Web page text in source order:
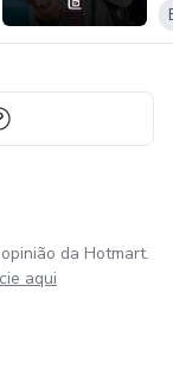
da Hotmart.
aqui